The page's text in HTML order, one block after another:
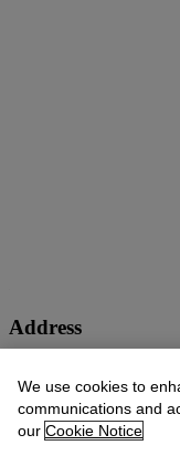
Address
Viewing
We use cookies to
communications and
our Cookie Notice